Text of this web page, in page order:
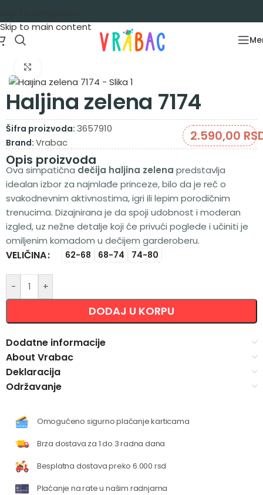
Skip to main content
Haljine dug rukav
Haljina zelena 7174
Šifra proizvoda: 3657910
Brand: Vrabac 2.590,00
Opis proizvoda
Ova simpatična dečija haljina zelena predstavlja
idealan izbor za najmlađe princeze, bilo da je reč o
svakodnevnim aktivnostima, igri ili lepim porodičnim
trenucima. Dizajnirana je da spoji udobnost i moderan
izgled, uz nežne detalje koji će privući poglede i učiniti je
omiljenim komadom u dečijem garderoberu.
VELIČINA 62-68 68-74 74-80
- +
DODAJ U KORPU
Alternative:
Dodatne informacije
About Vrabac
Deklaracija
Održavanje
Omogućeno sigurno plaćanje karticama
Brza dostava za 1 do 3 radna dana
Besplatna dostava preko 6.000 rsd
Plaćanje na rate u našim radnjama